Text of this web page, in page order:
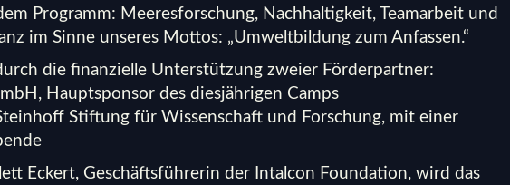
Programm: Meeresforschung, Nachhaltigkeit, Teamarbeit und
im Sinne unseres Mottos: „Umweltbildung zum Anfassen.“
die finanzielle Unterstützung zweier Förderpartner:
Hauptsponsor des diesjährigen Camps
Stiftung für Wissenschaft und Forschung, mit einer
Eckert, Geschäftsführerin der Intalcon Foundation, wird das